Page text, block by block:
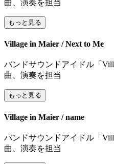
曲、演奏を担当
もっと見る
Village in Maier / Next to Me
バンドサウンドアイドル「
曲、演奏を担当
もっと見る
Village in Maier / name
バンドサウンドアイドル「
曲、演奏を担当